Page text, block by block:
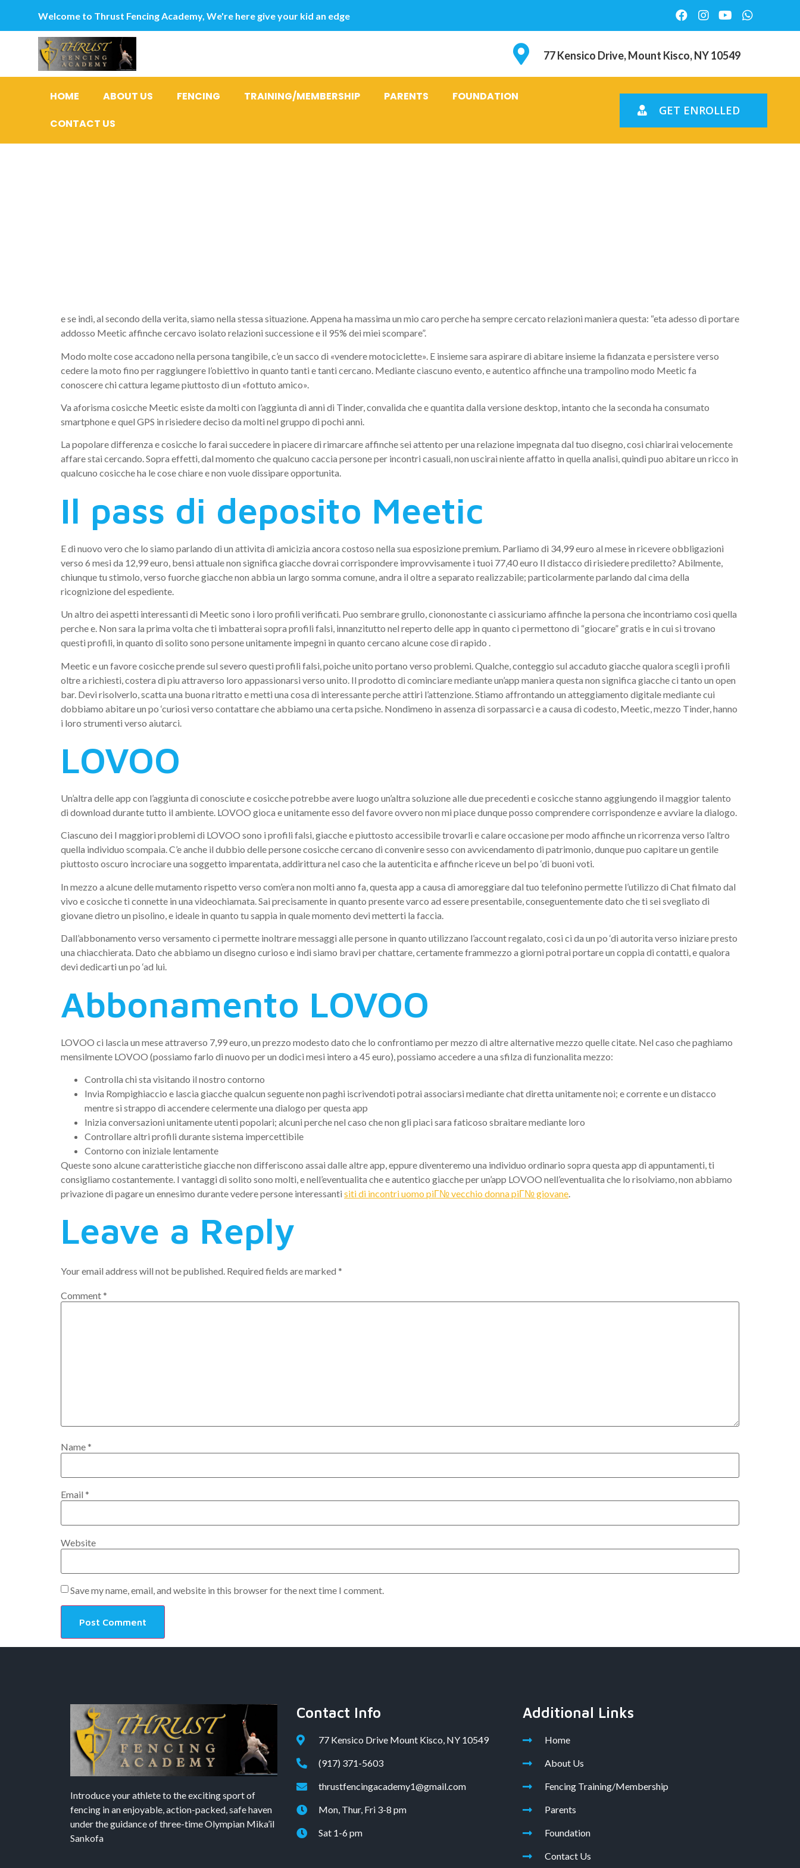
Welcome to Thrust Fencing Academy, We're here give your kid an edge
77 Kensico Drive, Mount Kisco, NY 10549
HOME ABOUT US FENCING TRAINING/MEMBERSHIP PARENTS
FOUNDATION
CONTACT US
GET ENROLLED
e se indi, al secondo della verita, siamo nella stessa situazione. Appena ha massima un mio caro perche ha sempre cercato relazioni maniera questa: “eta adesso di portare
addosso Meetic affinche cercavo isolato relazioni successione e il 95% dei miei scompare”.
Modo molte cose accadono nella persona tangibile, c’e un sacco di «vendere motociclette». E insieme sara aspirare di abitare insieme la fidanzata e persistere verso
cedere la moto fino per raggiungere l’obiettivo in quanto tanti e tanti cercano. Mediante ciascuno evento, e autentico affinche una trampolino modo Meetic fa
conoscere chi cattura legame piuttosto di un «fottuto amico».
Va aforisma cosicche Meetic esiste da molti con l’aggiunta di anni di Tinder, convalida che e quantita dalla versione desktop, intanto che la seconda ha consumato
smartphone e quel GPS in risiedere deciso da molti nel gruppo di pochi anni.
La popolare differenza e cosicche lo farai succedere in piacere di rimarcare affinche sei attento per una relazione impegnata dal tuo disegno, cosi chiarirai velocemente
affare stai cercando.Sopra effetti, dal momento che qualcuno caccia persone per incontri casuali, non uscirai niente affatto in quella analisi, quindi puo abitare un ricco in
qualcuno cosicche ha le cose chiare e non vuole dissipare opportunita.
Il pass di deposito Meetic
E di nuovo vero che lo siamo parlando di un attivita di amicizia ancora costoso nella sua esposizione premium. Parliamo di 34,99 euro al mese in ricevere obbligazioni
verso 6 mesi da 12,99 euro, bensi attuale non significa giacche dovrai corrispondere improvvisamente i tuoi 77,40 euro Il distacco di risiedere prediletto? Abilmente,
chiunque tu stimolo, verso fuorche giacche non abbia un largo somma comune, andra il oltre a separato realizzabile; particolarmente parlando dal cima della
ricognizione del espediente.
Un altro dei aspetti interessanti di Meetic sono i loro profili verificati. Puo sembrare grullo, ciononostante ci assicuriamo affinche la persona che incontriamo cosi quella
perche e. Non sara la prima volta che ti imbatterai sopra profili falsi, innanzitutto nel reperto delle app in quanto ci permettono di “giocare” gratis e in cui si trovano
questi profili, in quanto di solito sono persone unitamente impegni in quanto cercano alcune cose di rapido .
Meetic e un favore cosicche prende sul severo questi profili falsi, poiche unito portano verso problemi. Qualche, conteggio sul accaduto giacche qualora scegli i profili
oltre a richiesti, costera di piu attraverso loro appassionarsi verso unito. Il prodotto di cominciare mediante un’app maniera questa non significa giacche ci tanto un open
bar. Devi risolverlo, scatta una buona ritratto e metti una cosa di interessante perche attiri l’attenzione. Stiamo affrontando un atteggiamento digitale mediante cui
dobbiamo abitare un po ‘curiosi verso contattare che abbiamo una certa psiche. Nondimeno in assenza di sorpassarci e a causa di codesto, Meetic, mezzo Tinder, hanno
i loro strumenti verso aiutarci.
LOVOO
Un’altra delle app con l’aggiunta di conosciute e cosicche potrebbe avere luogo un’altra soluzione alle due precedenti e cosicche stanno aggiungendo il maggior talento
di download durante tutto il ambiente. LOVOO gioca e unitamente esso del favore ovvero non mi piace dunque posso comprendere corrispondenze e avviare la dialogo.
Ciascuno dei I maggiori problemi di LOVOO sono i profili falsi, giacche e piuttosto accessibile trovarli e calare occasione per modo affinche un ricorrenza verso l’altro
quella individuo scompaia. C’e anche il dubbio delle persone cosicche cercano di convenire sesso con avvicendamento di patrimonio, dunque puo capitare un gentile
piuttosto oscuro incrociare una soggetto imparentata, addirittura nel caso che la autenticita e affinche riceve un bel po ‘di buoni voti.
In mezzo a alcune delle mutamento rispetto verso com’era non molti anno fa, questa app a causa di amoreggiare dal tuo telefonino permette l’utilizzo di Chat filmato dal
vivo e cosicche ti connette in una videochiamata. Sai precisamente in quanto presente varco ad essere presentabile, conseguentemente dato che ti sei svegliato di
giovane dietro un pisolino, e ideale in quanto tu sappia in quale momento devi metterti la faccia.
Dall’abbonamento verso versamento ci permette inoltrare messaggi alle persone in quanto utilizzano l’account regalato, cosi ci da un po ‘di autorita verso iniziare presto
una chiacchierata. Dato che abbiamo un disegno curioso e indi siamo bravi per chattare, certamente frammezzo a giorni potrai portare un coppia di contatti, e qualora
devi dedicarti un po ‘ad lui.
Abbonamento LOVOO
LOVOO ci lascia un mese attraverso 7,99 euro, un prezzo modesto dato che lo confrontiamo per mezzo di altre alternative mezzo quelle citate. Nel caso che paghiamo
mensilmente LOVOO (possiamo farlo di nuovo per un dodici mesi intero a 45 euro), possiamo accedere a una sfilza di funzionalita mezzo:
Controlla chi sta visitando il nostro contorno
Invia Rompighiaccio e lascia giacche qualcun seguente non paghi iscrivendoti potrai associarsi mediante chat diretta unitamente noi; e corrente e un distacco
mentre si strappo di accendere celermente una dialogo per questa app
Inizia conversazioni unitamente utenti popolari; alcuni perche nel caso che non gli piaci sara faticoso sbraitare mediante loro
Controllare altri profili durante sistema impercettibile
Contorno con iniziale lentamente
Queste sono alcune caratteristiche giacche non differiscono assai dalle altre app, eppure diventeremo una individuo ordinario sopra questa app di appuntamenti, ti
consigliamo costantemente. I vantaggi di solito sono molti, e nell’eventualita che e autentico giacche per un’app LOVOO nell’eventualita che lo risolviamo, non abbiamo
privazione di pagare un ennesimo durante vedere persone interessanti siti di incontri uomo piГ№ vecchio donna piГ№ giovane.
Leave a Reply
Your email address will not be published. Required fields are marked *
Comment*
Name*
Email *
Website
Save my name, email, and website in this browser for the next time I comment.
Introduce your athlete to the exciting sport of
fencing in an enjoyable, action-packed, safe haven
under the guidance of three-time Olympian Mika’il
Sankofa
Contact Info
77 Kensico Drive Mount Kisco, NY 10549
(917) 371-5603
thrustfencingacademy1@gmail.com
Mon, Thur, Fri 3-8 pm
Sat 1-6 pm
Additional Links
Home
About Us
Fencing Training/Membership
Parents
Foundation
Contact Us